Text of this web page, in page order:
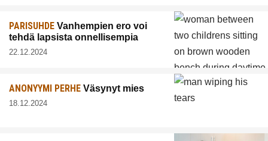
PARISUHDE Vanhempien ero voi
tehdä lapsista onnellisempia
22.12.2024
ANONYYMI PERHE Väsynyt mies
18.12.2024